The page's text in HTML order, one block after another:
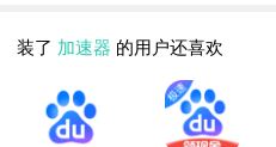
荚或者PP助手等手机助手里面一
手机扫描加速器下载的二维码获
装了 加速器 的用户还喜欢